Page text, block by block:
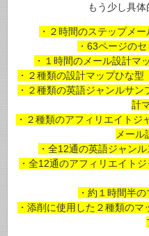
もう少し具体
・２時間のステップメ
・63ページの
・１時間のメール設計マ
・２種類の設計マップひな型
・２種類の英語ジャンルサ
計
・２種類のアフィリエイトジ
メール
・全12通の英語ジャン
・全12通のアフィリエイト
・約１時間半
・添削に使用した２種類の